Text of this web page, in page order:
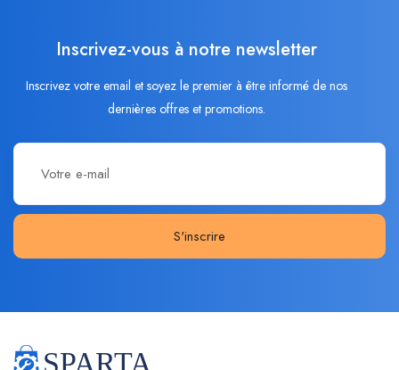
Inscrivez-vous à notre newsletter
Inscrivez votre email et soyez le premier à être informé de nos
dernières offres et promotions.
S'inscrire